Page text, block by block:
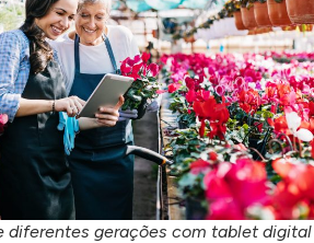
diferentes gerações com tablet digital